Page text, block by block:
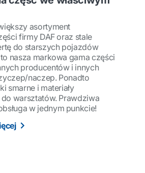
asortyment
firmy DAF oraz stale
do starszych pojazdów
nasza markowa gama części
producentów i innych
naczep. Ponadto
smarne i materiały
warsztatów. Prawdziwa
w jednym punkcie!